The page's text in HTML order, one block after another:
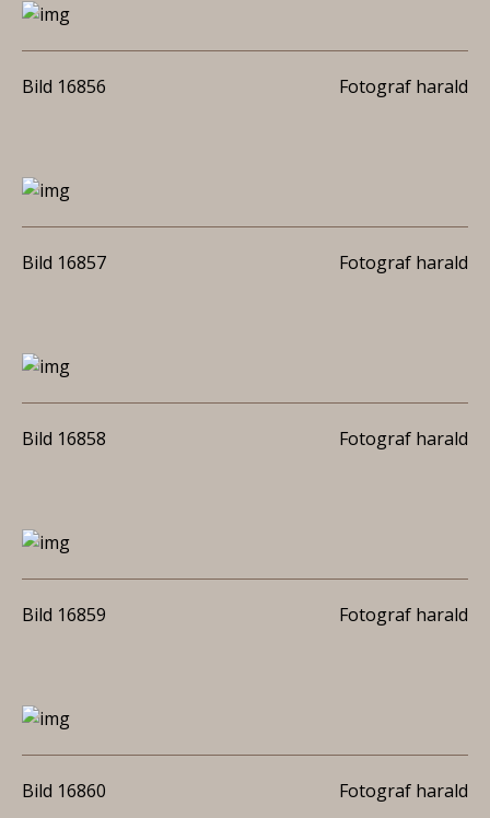
Bild 16856 Fotograf harald
Bild 16857 Fotograf harald
Bild 16858 Fotograf harald
Bild 16859 Fotograf harald
Bild 16860 Fotograf harald